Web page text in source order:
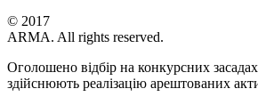
© 2017
ARMA. All rights reserved.
Оголошено відбір на конкурсних
здійснюють реалізацію арештованих